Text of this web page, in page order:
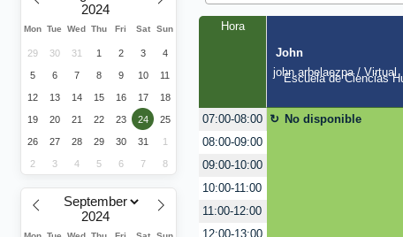
Mon Tue Wed Thu Fri Sat Sun
29 30 31 1 2 3 4
5 6 7 8 9 10 11
12 13 14 15 16 17 18
19 20 21 22 23 24 25
26 27 28 29 30 31 1
2 3 4 5 6 7 8
Hora
John
john.arbelaezpa / Virtual
Escuela de Ciencias
07:00-08:00 No disponible
08:00-09:00
09:00-10:00
10:00-11:00
11:00-12:00